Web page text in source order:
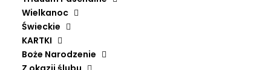
Wielkanoc
Świeckie
KARTKI
Boże Narodzenie